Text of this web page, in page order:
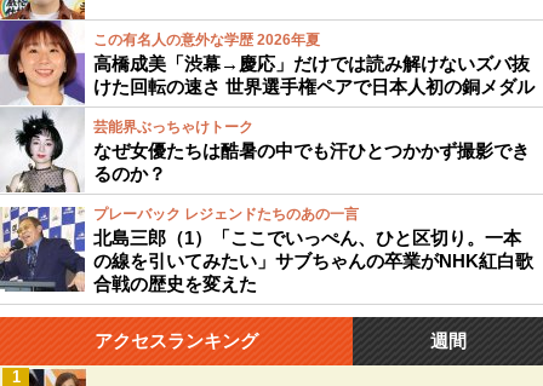
この有名人の意外な学歴 2026年夏
高橋成美「渋幕→慶応」だけでは読み解けないズバ抜
けた回転の速さ 世界選手権ペアで日本人初の銅メダル
芸能界ぶっちゃけトーク
なぜ女優たちは酷暑の中でも汗ひとつかかず撮影でき
るのか？
プレーバック レジェンドたちのあの一言
北島三郎（1）「ここでいっぺん、ひと区切り。一本
の線を引いてみたい」サブちゃんの卒業がNHK紅白歌
合戦の歴史を変えた
アクセスランキング 週間
1